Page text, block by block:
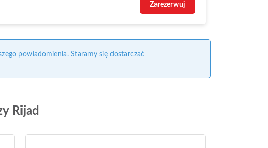
Zarezerwuj
powiadomienia. Staramy się dostarczać
Rijad